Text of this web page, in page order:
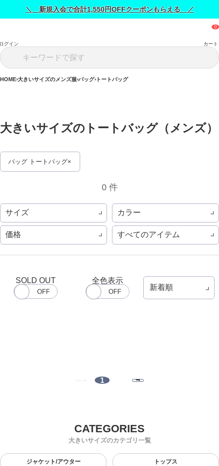
＼ 新規入会で合計1,550円OFFクーポンもらえる ／
グイン カート
HOME 大きいサイズのメンズ服 バッグ トートバッグ
バッグ トートバッグ
0 件
サイズ カラー
価格 すべてのアイテム
SOLD OUT 全色表示
1
大きいサイズのカテゴリ一覧
ジャケット/アウター トップス